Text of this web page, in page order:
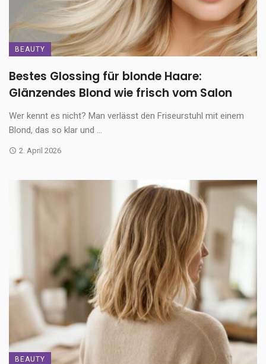
BEAUTY
Bestes Glossing für blonde Haare:
Glänzendes Blond wie frisch vom Salon
Wer kennt es nicht? Man verlässt den Friseurstuhl mit einem
Blond, das so klar und ...
2. April 2026
BEAUTY